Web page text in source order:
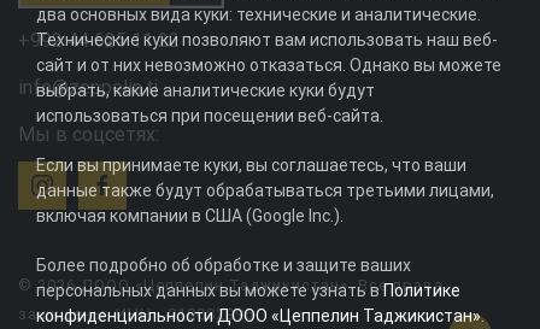
+992 44 625 11 22
info@zeppelin.tj
Мы в соцсетях:
© 2026 ДООО «Цеппелин Таджикистан». Все права
защищены. ИНН - 010082996
два основных вида куки: технические и аналитические.
Технические куки позволяют вам использовать наш веб-
сайт и от них невозможно отказаться. Однако вы можете
выбрать, какие аналитические куки будут
использоваться при посещении веб-сайта.
Если вы принимаете куки, вы соглашаетесь, что ваши
данные также будут обрабатываться третьими лицами,
включая компании в США (Google Inc.).
Более подробно об обработке и защите ваших
персональных данных вы можете узнать вПолитике
конфиденциальности ДООО «Цеппелин Таджикистан».